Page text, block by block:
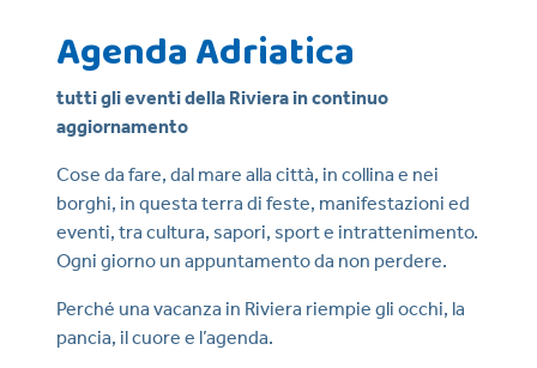
Agenda Adriatica
tutti gli eventi della Riviera in continuo
aggiornamento
Cose da fare, dal mare alla città, in collina e nei
borghi, in questa terra di feste, manifestazioni ed
eventi, tra cultura, sapori, sport e intrattenimento.
Ogni giorno un appuntamento da non perdere.
Perché una vacanza in Riviera riempie gli occhi, la
pancia, il cuore e l’agenda.